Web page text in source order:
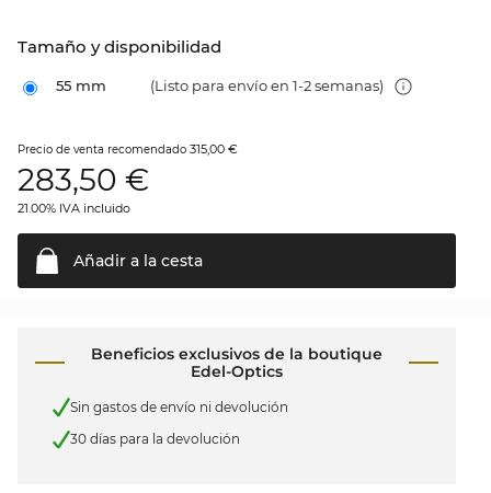
Tamaño y disponibilidad
55 mm (Listo para envío en 1-2 semanas)
Precio de venta recomendado 315,00 €
283,50 €
21.00% IVA incluido
Añadir a la cesta
Beneficios exclusivos de la boutique
Edel-Optics
Sin gastos de envío ni devolución
30 días para la devolución